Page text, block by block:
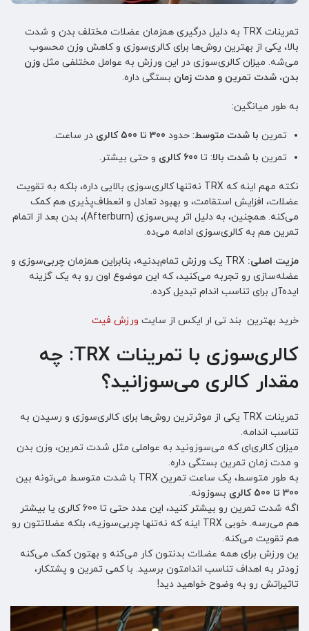
تمرینات TRX به دلیل درگیری همزمان عضلات مختلف بدن و شدت
بالا، یکی از بهترین روش‌ها برای کالری‌سوزی و کاهش وزن محسوب
می‌شه. میزان کالری‌سوزی در این ورزش به عوامل مختلفی مثل وزن
بدن، شدت تمرین و مدت زمان بستگی داره.
به طور میانگین:
تمرین با شدت متوسط: حدود 300 تا 500 کالری
در ساعت.
تمرین با شدت بالا: تا 600 کالری و حتی بیشتر.
نکته مهم اینه که TRX نه‌تنها کالری‌سوزی بالایی داره، بلکه به تقویت
عضلات، افزایش استقامت، و بهبود تعادل و انعطاف‌پذیری هم کمک
می‌کنه. همچنین، به دلیل اثر پس‌سوزی (Afterburn)، بدن بعد از اتمام
تمرین هم به کالری‌سوزی ادامه می‌ده.
مزیت اصلی:
TRX یک ورزش تمام‌بدنیه، بنابراین همزمان چربی‌سوزی و
عضله‌سازی رو تجربه می‌کنید، که این موضوع اون رو به یک گزینه
ایده‌آل برای تناسب اندام تبدیل کرده.
خرید بهترین بند تی ار ایکس از سایت ورزش فیت
کالری‌سوزی با تمرینات TRX: چه
مقدار کالری می‌سوزانید؟
تمرینات TRX یکی از موثرترین روش‌ها برای کالری‌سوزی و رسیدن به
تناسب اندامه.
میزان کالری‌ای که می‌سوزونید به عواملی مثل شدت تمرین، وزن بدن
و مدت زمان تمرین بستگی داره.
به طور متوسط، یک ساعت تمرین TRX با شدت متوسط می‌تونه بین
300 تا 500 کالری
بسوزونه.
اگه شدت تمرین رو بیشتر کنید، این عدد حتی تا 600 کالری یا بیشتر
هم می‌رسه. خوبی TRX اینه که نه‌تنها چربی‌سوزیه، بلکه عضلاتتون رو
هم تقویت می‌کنه.
ین ورزش برای همه عضلات بدنتون کار می‌کنه و بهتون کمک می‌کنه
زودتر به اهداف تناسب اندامتون برسید. با کمی تمرین و پشتکار،
تاثیراتش رو به وضوح خواهید دید!